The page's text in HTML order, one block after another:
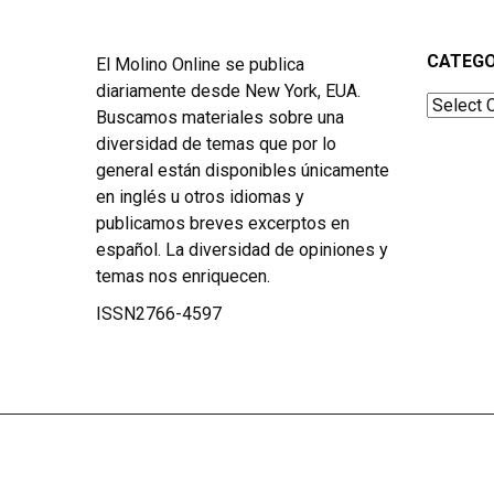
El Molino Online se publica
diariamente desde New York, EUA.
Buscamos materiales sobre una
diversidad de temas que por lo
general están disponibles únicamente
en inglés u otros idiomas y
publicamos breves excerptos en
español. La diversidad de opiniones y
temas nos enriquecen.
ISSN2766-4597